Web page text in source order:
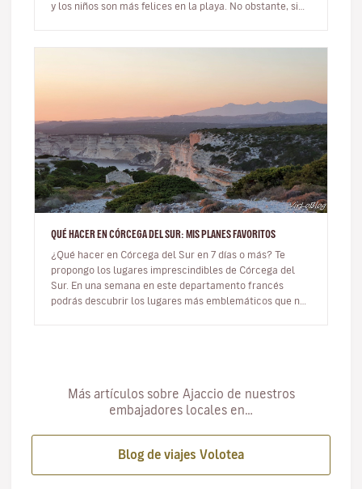
y los niños son más felices en la playa. No obstante, si
QUÉ HACER EN CÓRCEGA DEL SUR: MIS PLANES FAVORITOS
¿Qué hacer en Córcega del Sur en 7 días o más? Te
propongo los lugares imprescindibles de Córcega del
Sur. En una semana en este departamento francés
podrás descubrir los lugares más emblemáticos que no
Más artículos sobre Ajaccio de nuestros
embajadores locales en…
Blog de viajes Volotea